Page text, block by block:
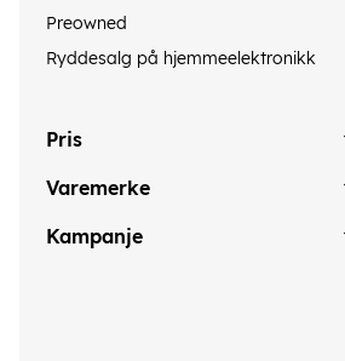
Preowned
Ryddesalg på hjemmeelektronikk
Pris
Varemerke
Kampanje